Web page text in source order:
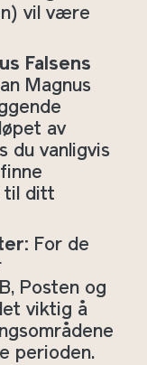
vil være
Falsens
Magnus
av
du vanligvis
til ditt
For de
Posten og
viktig å
perioden.